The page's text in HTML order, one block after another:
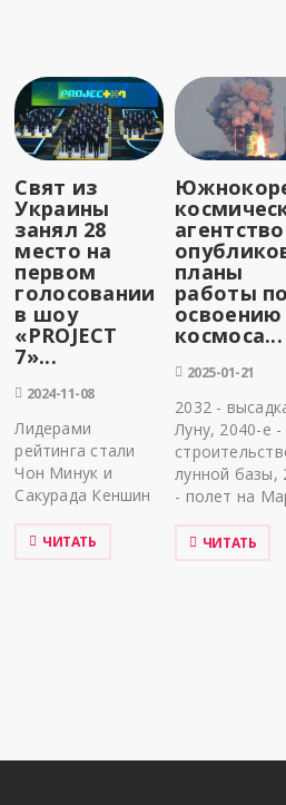
Свят из
Украины
занял 28
место на
первом
голосовании
в шоу
«PROJECT
7»...
2024-11-08
Лидерами
рейтинга стали
Чон Минук и
Сакурада Кеншин
ЧИТАТЬ
агентство
планы
работы по
освоению
космоса...
2025-01-21
2032 -
Луну, 2040-е -
лунной базы,
- полет на
ЧИТАТЬ